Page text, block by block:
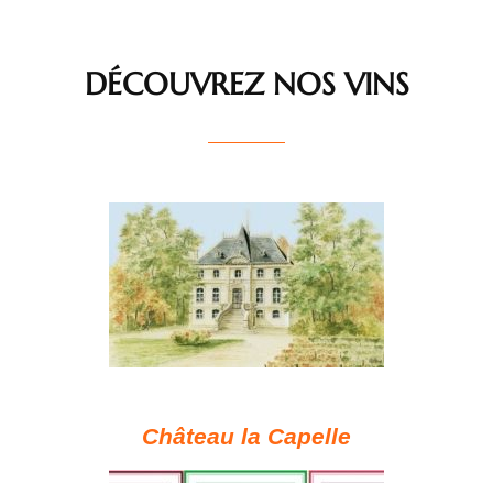
DÉCOUVREZ NOS VINS
Château la Capelle